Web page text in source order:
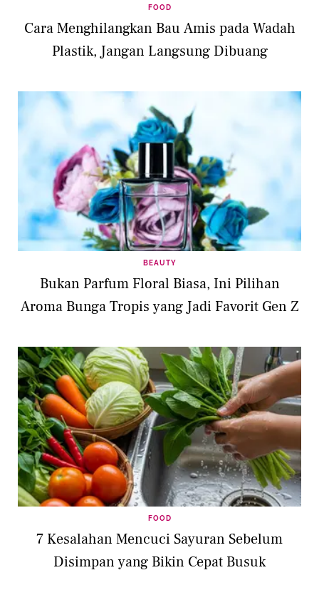
FOOD
Cara Menghilangkan Bau Amis pada Wadah
Plastik, Jangan Langsung Dibuang
BEAUTY
Bukan Parfum Floral Biasa, Ini Pilihan
Aroma Bunga Tropis yang Jadi Favorit Gen Z
FOOD
7 Kesalahan Mencuci Sayuran Sebelum
Disimpan yang Bikin Cepat Busuk